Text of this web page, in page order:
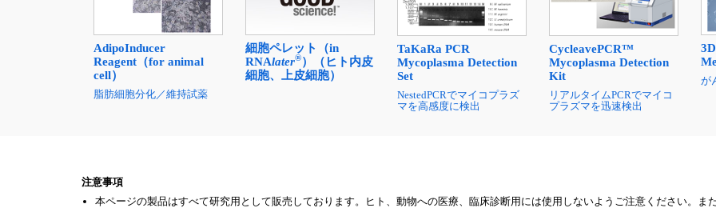
AdipoInducer
Reagent（for animal
cell）
脂肪細胞分化／維持試薬
細胞ペレット（in
RNAlater®）（ヒト内皮
細胞、上皮細胞）
TaKaRa PCR
Mycoplasma Detection
Set
NestedPCRでマイコプラズ
マを高感度に検出
CycleavePCR™
Mycoplasma Detection
Kit
リアルタイムPCRでマイコ
プラズマを迅速検出
が
注意事項
本ページの製品はすべて研究用として販売しております。ヒト、動物への医療、臨床診断用には使用しないようご注意ください。ま